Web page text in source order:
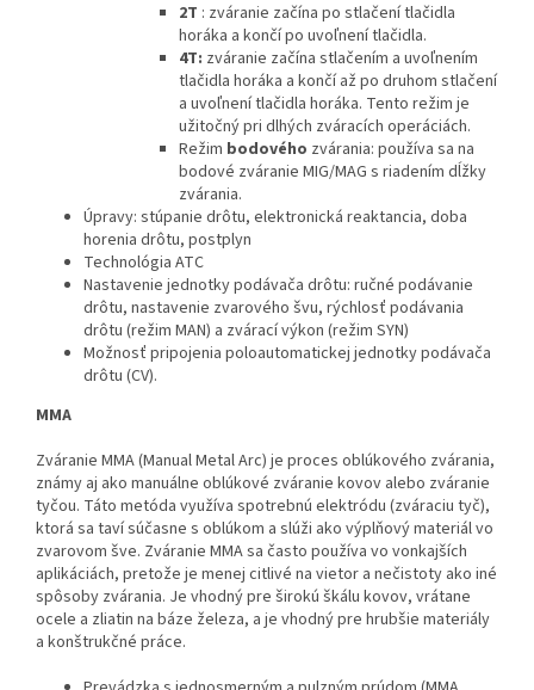
2T : zváranie začína po stlačení tlačidla
horáka a končí po uvoľnení tlačidla.
4T: zváranie začína stlačením a uvoľnením
tlačidla horáka a končí až po druhom stlačení
a uvoľnení tlačidla horáka. Tento režim je
užitočný pri dlhých zváracích operáciách.
Režim bodového zvárania: používa sa na
bodové zváranie MIG/MAG s riadením dĺžky
zvárania.
Úpravy: stúpanie drôtu, elektronická reaktancia, doba
horenia drôtu, postplyn
Technológia ATC
Nastavenie jednotky podávača drôtu: ručné podávanie
drôtu, nastavenie zvarového švu, rýchlosť podávania
drôtu (režim MAN) a zvárací výkon (režim SYN)
Možnosť pripojenia poloautomatickej jednotky podávača
drôtu (CV).
MMA
Zváranie MMA (Manual Metal Arc) je proces oblúkového zvárania,
známy aj ako manuálne oblúkové zváranie kovov alebo zváranie
tyčou. Táto metóda využíva spotrebnú elektródu (zváraciu tyč),
ktorá sa taví súčasne s oblúkom a slúži ako výplňový materiál vo
zvarovom šve. Zváranie MMA sa často používa vo vonkajších
aplikáciách, pretože je menej citlivé na vietor a nečistoty ako iné
spôsoby zvárania. Je vhodný pre širokú škálu kovov, vrátane
ocele a zliatin na báze železa, a je vhodný pre hrubšie materiály
a konštrukčné práce.